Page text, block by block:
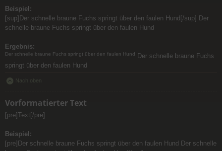
Beispiel:
[sup]Der schnelle braune Fuchs springt über den faulen Hund[/sup] Der
schnelle braune Fuchs springt über den faulen Hund
Ergebnis:
Der schnelle braune Fuchs springt über den faulen Hund
Der schnelle braune Fuchs
springt über den faulen Hund
Nach oben
Vorformatierter Text
[pre]Text[/pre]
Beispiel:
[pre]Der schnelle braune Fuchs springt über den faulen Hund Der schnelle